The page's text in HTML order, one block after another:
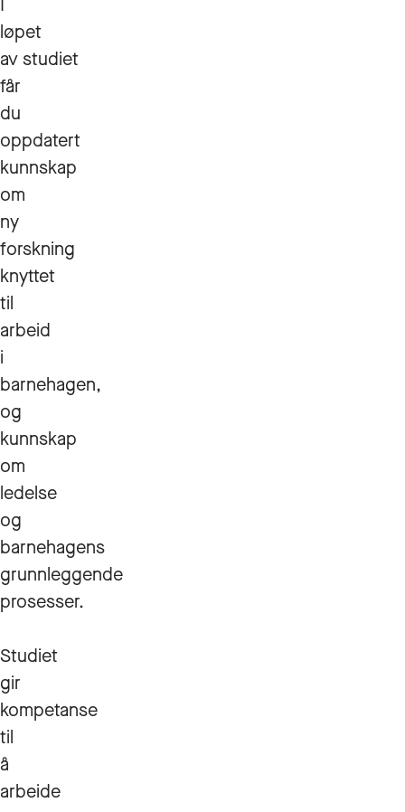
løpet
av studiet
får
du
oppdatert
kunnskap
om
ny
forskning
knyttet
til
arbeid
i
barnehagen,
og
kunnskap
om
ledelse
og
barnehagens
grunnleggende
prosesser.
Studiet
gir
kompetanse
til
å
arbeide